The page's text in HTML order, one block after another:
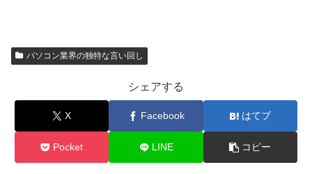
パソコン業界の独特な言い回し
シェアする
X Facebook はてブ
Pocket LINE コピー